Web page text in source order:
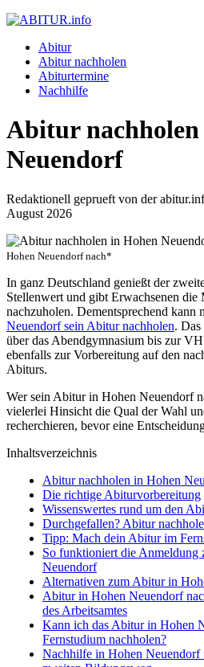
Abitur
Abitur nachholen
Abiturtermine
Nachhilfe
Abitur
Neuendorf
Redaktionell geprueft von der
August 2026
Hohen Neuendorf nach*
In ganz Deutschland genießt der
Stellenwert und gibt Erwachsenen die
nachzuholen. Dementsprechend kann
Neuendorf sein Abitur nachholen.
über das Abendgymnasium bis zur
ebenfalls zur Vorbereitung auf den
Abiturs.
Wer sein Abitur in Hohen Neuendorf
vielerlei Hinsicht die Qual der Wahl
recherchieren, bevor eine
Inhaltsverzeichnis
Abitur nachholen in Hohen
Die richtige Abiturvorbereitung
Wissenswertes rund um den
Durchgefallen? Abitur
Tipp: Mach dein Abitur im
So funktioniert die Anmeldung
Neuendorf
Alternativen zum Abitur in
Abitur in Hohen Neuendorf
des Arbeitsamtes
Kann ich das Abitur in Hohen
Fernstudium nachholen?
Nachhilfe in Hohen Neuendorf